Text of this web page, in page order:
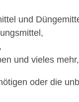
und
und vieles mehr,
oder die